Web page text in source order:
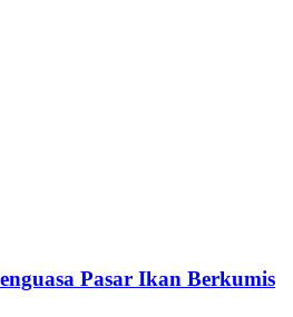
Pasar Ikan Berkumis